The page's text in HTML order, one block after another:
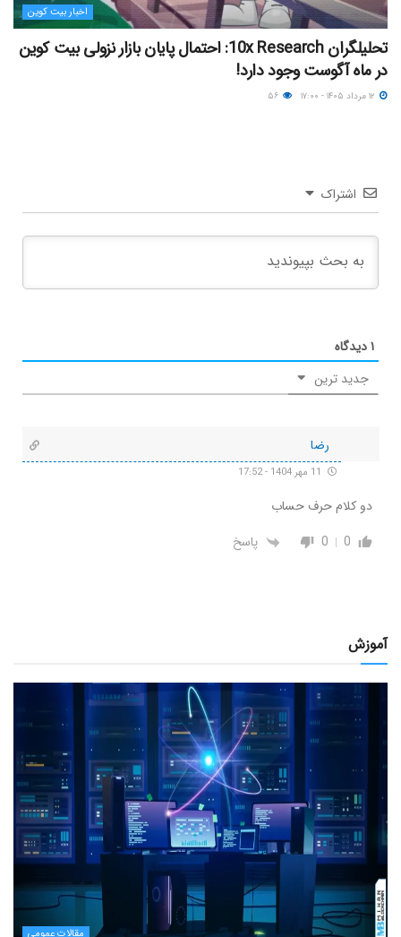
اخبار بیت کوین
تحلیلگران 10x Research: احتمال پایان بازار نزولی بیت کوین
در ماه آگوست وجود دارد!
اشتراک
۱دیدگاه
جدید ترین
رضا
دو کلام حرف حساب
0
0 پاسخ
آموزش